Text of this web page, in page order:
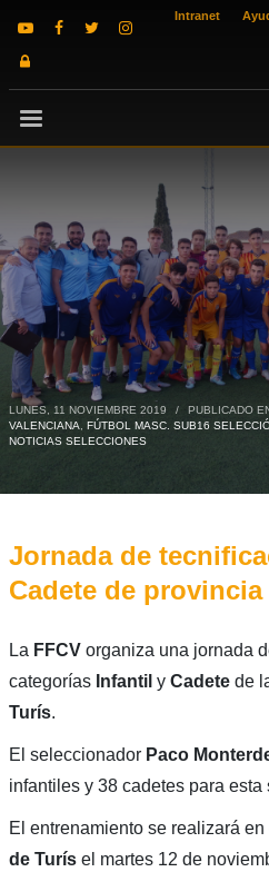
Intranet
LUNES, 11 NOVIEMBRE 2019 / PUBLICADO
VALENCIANA, FÚTBOL MASC. SUB16
NOTICIAS SELECCIONES
Jornada de
Cadete de
La FFCVorganiza una jornada
categorías Infantil y Cadetede
Turís.
El seleccionador Paco
infantiles y 38 cadetes para esta
El entrenamiento se realizará en
de Turísel martes 12 de